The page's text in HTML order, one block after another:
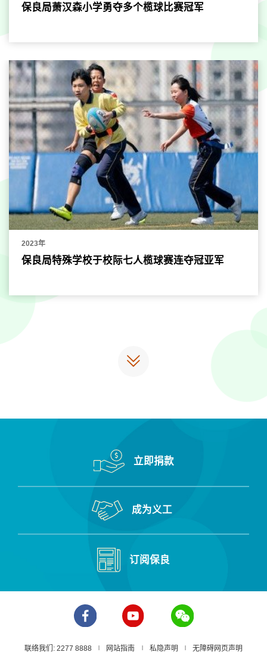
保良局萧汉森小学勇夺多个榄球比赛冠军
2023年
保良局特殊学校于校际七人榄球赛连夺冠亚军
立即捐款
成为义工
订阅保良
联络我们: 2277 8888 网站指南 私隐声明 无障碍网页声明